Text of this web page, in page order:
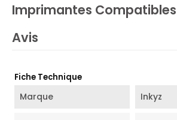
Imprimantes Compatibles
Avis
Fiche Technique
Marque Inkyz